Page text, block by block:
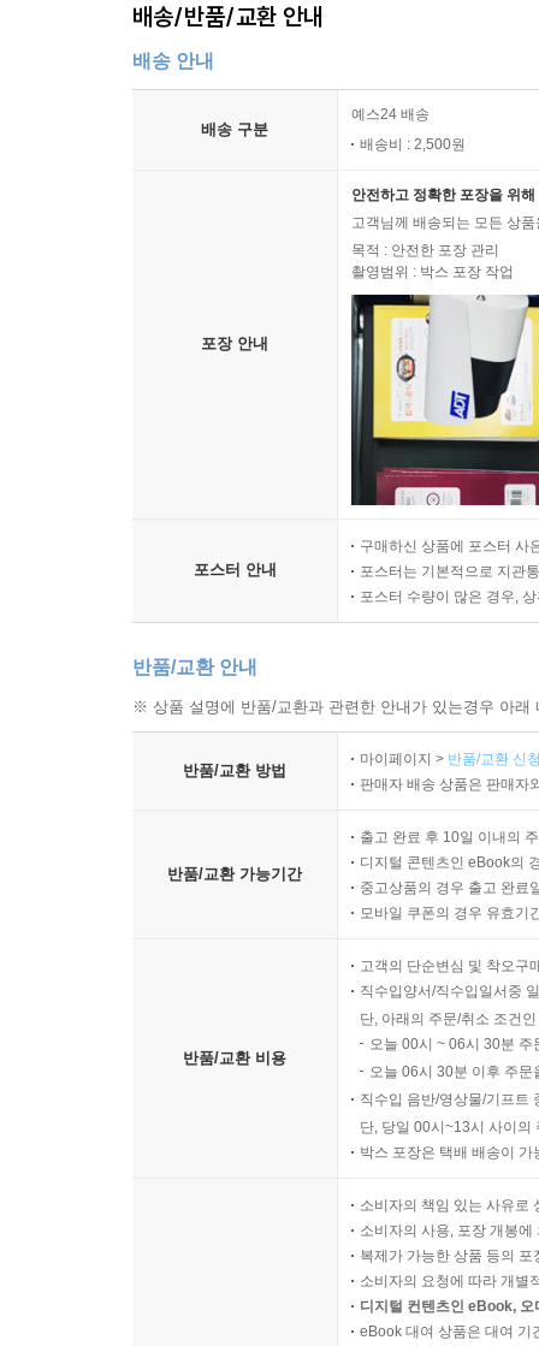
배송/반품/교환 안내
배송 안내
배송 구분
예스24 배송
배송비 : 2,500원
포장 안내
안전하고 정확한 포장을 위
고객님께 배송되는 모든 상
목적 : 안전한 포장 관리
촬영범위 : 박스 포장 작업
포스터 안내
구매하신 상품에 포스터 사
포스터는 기본적으로 지관
포스터 수량이 많은 경우,
반품/교환 안내
※ 상품 설명에 반품/교환과 관련한 안내가 있는경우 아
반품/교환 방법
마이페이지 > 반품/교환 신
판매자 배송 상품은 판매자
반품/교환 가능기간
출고 완료 후 10일 이내의
디지털 콘텐츠인 eBook의
중고상품의 경우 출고 완료
모바일 쿠폰의 경우 유효기
반품/교환 비용
고객의 단순변심 및 착오구
직수입양서/직수입일서중
단, 아래의 주문/취소 조건
오늘 00시 ~ 06시 30분
오늘 06시 30분 이후 주
직수입 음반/영상물/기프트
단, 당일 00시~13시 사이의
박스 포장은 택배 배송이
소비자의 책임 있는 사유로
소비자의 사용, 포장 개봉
복제가 가능한 상품 등의
소비자의 요청에 따라 개별
디지털 컨텐츠인 eBook,
eBook 대여 상품은 대여 기